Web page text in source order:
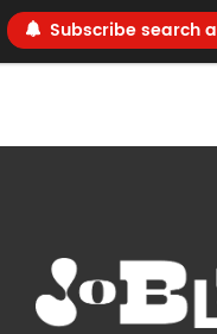
Subscribe search